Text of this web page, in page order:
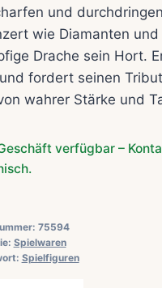
und
wie Diamanten
Drache sein Hort.
fordert seinen
wahrer Stärke und
verfügbar –
75594
Spielwaren
Spielfiguren